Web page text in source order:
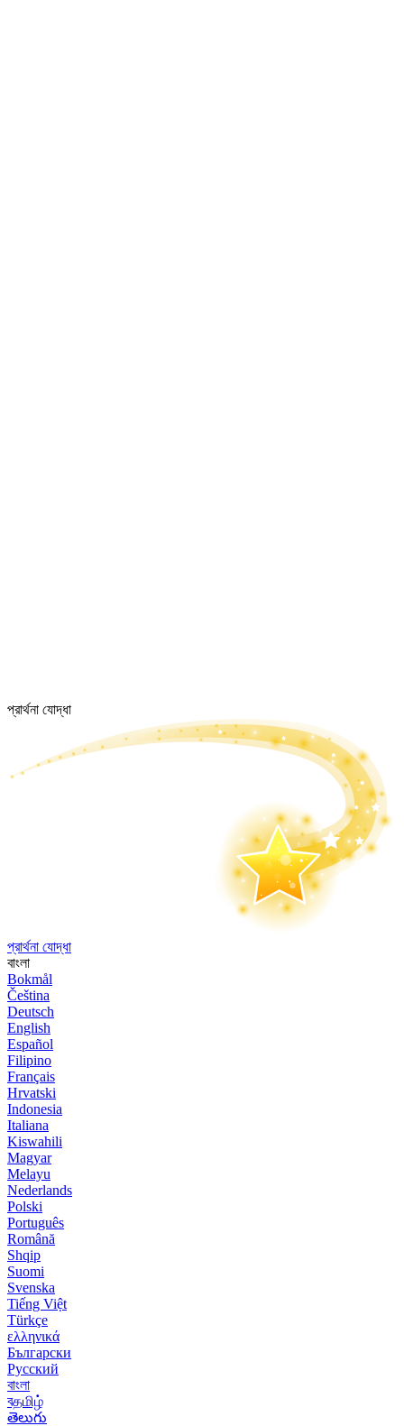
প্রার্থনা যোদ্ধা
প্রার্থনা যোদ্ধা
বাংলা
Bokmål
Čeština
Deutsch
English
Español
Filipino
Français
Hrvatski
Indonesia
Italiana
Kiswahili
Magyar
Melayu
Nederlands
Polski
Português
Română
Shqip
Suomi
Svenska
Tiếng Việt
Türkçe
ελληνικά
Български
Русский
বাংলা
বதமிழ்
తెలుగు